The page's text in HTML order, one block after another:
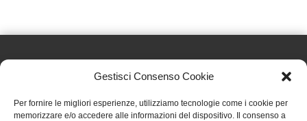
Gestisci Consenso Cookie
Per fornire le migliori esperienze, utilizziamo tecnologie come i cookie per
memorizzare e/o accedere alle informazioni del dispositivo. Il consenso a
Effatà Editrice di Pellegrino Paolo SAS
C.F. e P.IVA 09655250018